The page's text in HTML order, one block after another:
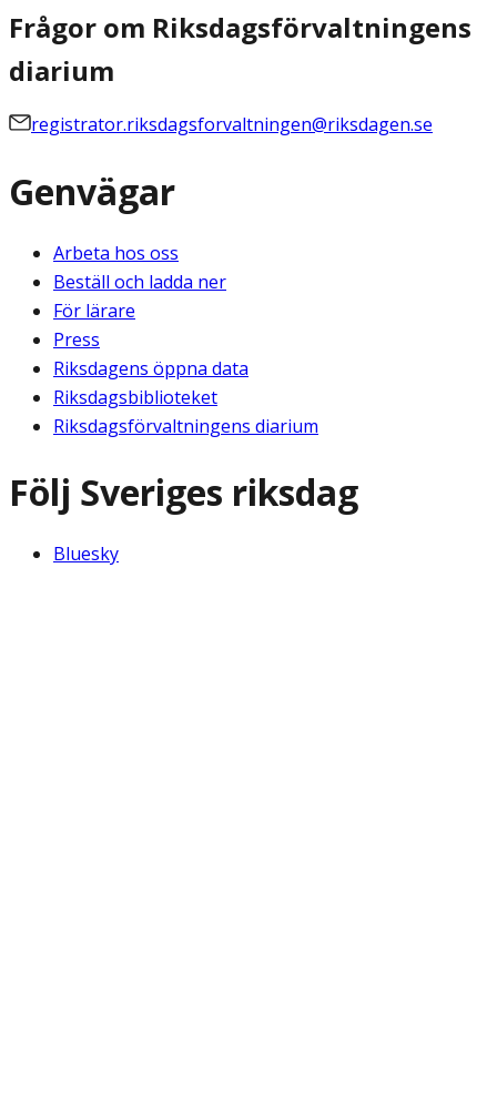
Frågor om Riksdagsförvaltningens
diarium
registrator.riksdagsforvaltningen@riksdagen.se
Genvägar
Arbeta hos oss
Beställ och ladda ner
För lärare
Press
Riksdagens öppna data
Riksdagsbiblioteket
Riksdagsförvaltningens diarium
Följ Sveriges riksdag
Bluesky